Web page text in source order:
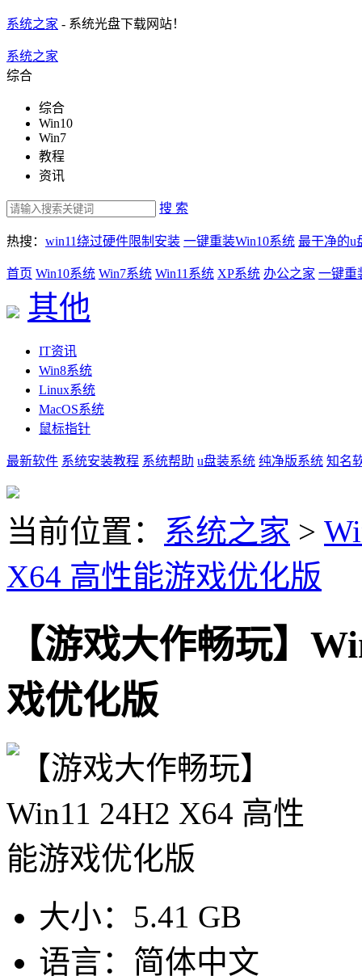
系统之家 - 系统光盘下载网站！
系统之家
综合
综合
Win10
Win7
教程
资讯
搜 索
热搜： win11绕过硬件限制安装 一键重装Win10系统 最干净的u
首页 Win10系统 Win7系统 Win11系统 XP系统 办公之家 一键重
其他
IT资讯
Win8系统
Linux系统
MacOS系统
鼠标指针
最新软件 系统安装教程 系统帮助 u盘装系统 纯净版系统 知名
当前位置： 系统之家 >
X64 高性能游戏优化版
【游戏大作畅玩】
戏优化版
大小： 5.41 GB
语言： 简体中文